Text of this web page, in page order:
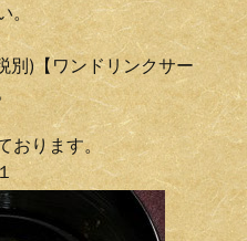
。
別)【ワンドリンクサー
おります。